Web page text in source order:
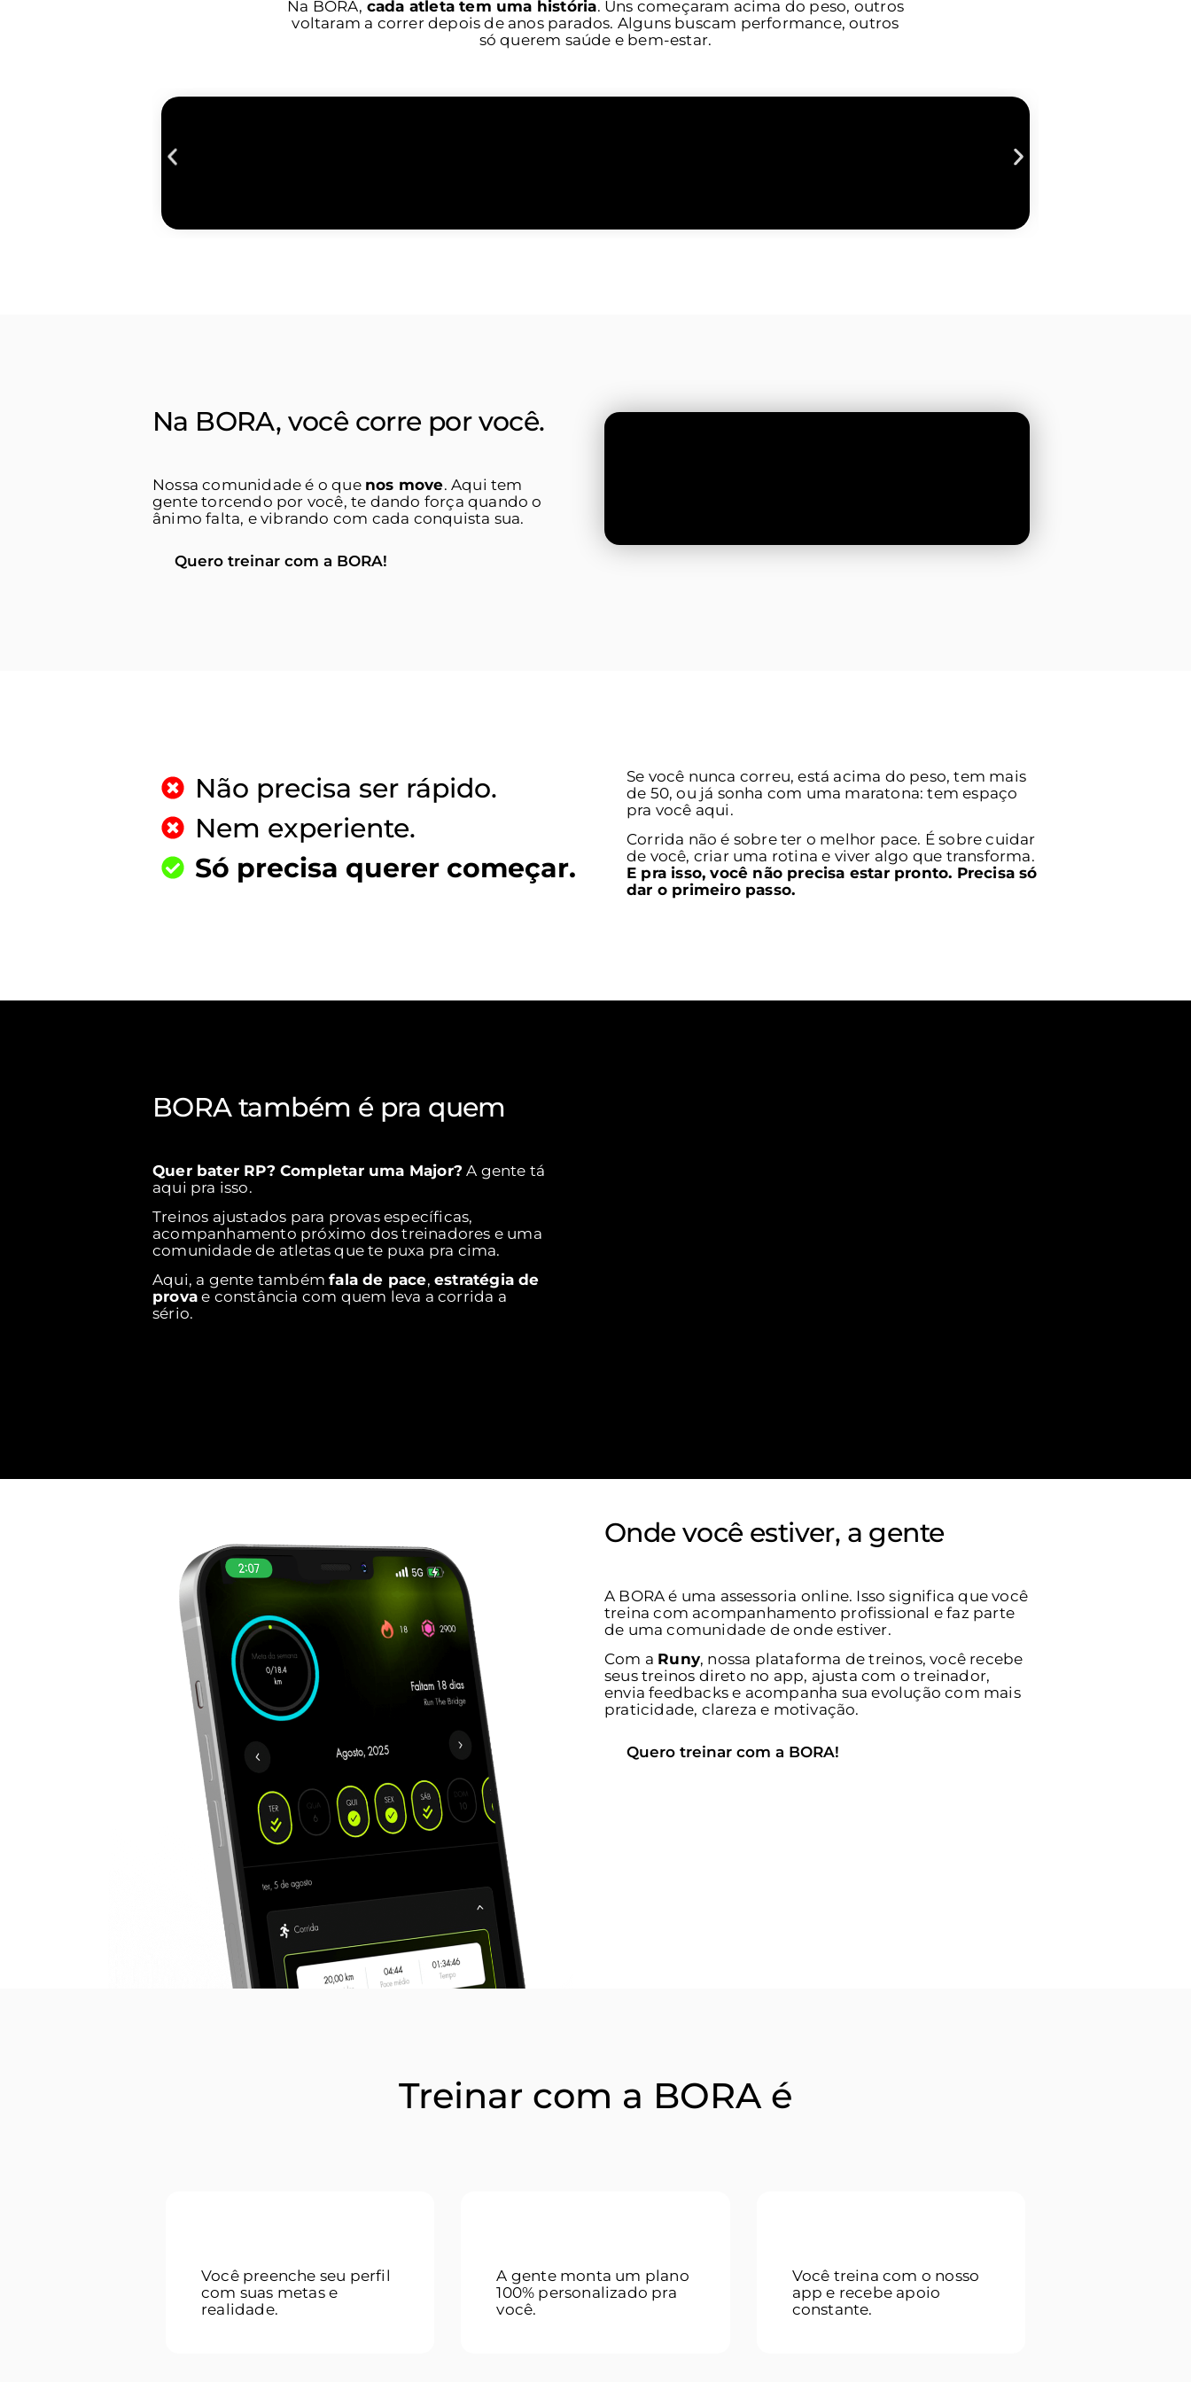
Na BORA, cada atleta tem uma história. Uns começaram acima do peso, outros
voltaram a correr depois de anos parados. Alguns buscam performance, outros
só querem saúde e bem-estar.
Na BORA, você corre por você.
Mas nunca sozinho.
Nossa comunidade é o que nos move. Aqui tem
gente torcendo por você, te dando força quando o
ânimo falta, e vibrando com cada conquista sua.
Quero treinar com a BORA!
Não precisa ser rápido.
Nem experiente.
Só precisa querer começar.
Se você nunca correu, está acima do peso, tem mais
de 50, ou já sonha com uma maratona: tem espaço
pra você aqui.
Corrida não é sobre ter o melhor pace. É sobre cuidar
de você, criar uma rotina e viver algo que transforma.
E pra isso, você não precisa estar pronto. Precisa só
dar o primeiro passo.
BORA também é pra quem
busca performance!
Quer bater RP? Completar uma Major? A gente tá
aqui pra isso.
Treinos ajustados para provas específicas,
acompanhamento próximo dos treinadores e uma
comunidade de atletas que te puxa pra cima.
Aqui, a gente tambémfala de pace,estratégia de
prova e constância com quem leva a corrida a
sério.
Onde você estiver, a gente
corre com você!
A BORA é uma assessoria online. Isso significa que você
treina com acompanhamento profissional e faz parte
de uma comunidade de onde estiver.
Com a Runy, nossa plataforma de treinos, você recebe
seus treinos direto no app, ajusta com o treinador,
envia feedbacks e acompanha sua evolução com mais
praticidade, clareza e motivação.
Quero treinar com a BORA!
Treinar com a BORA é
Você preenche seu perfil
com suas metas e
realidade.
A gente monta um plano
100% personalizado pra
você.
Você treina com o nosso
app e recebe apoio
constante.